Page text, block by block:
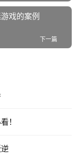
戏的案例
下一篇
！